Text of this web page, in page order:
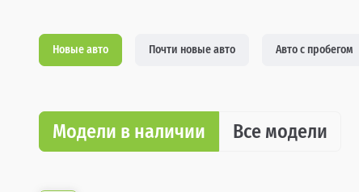
Новые авто Почти новые авто Авто с пробегом
Модели в наличии Все модели